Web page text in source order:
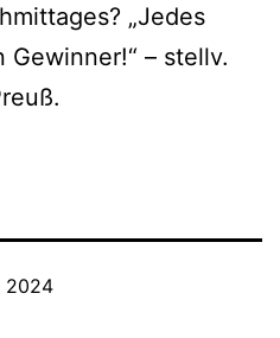
„Jedes
– stellv.
2024